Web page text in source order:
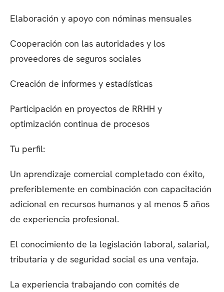
Elaboración y apoyo con nóminas mensuales
Cooperación con las autoridades y los
proveedores de seguros sociales
Creación de informes y estadísticas
Participación en proyectos de RRHH y
optimización continua de procesos
Tu perfil:
Un aprendizaje comercial completado con éxito,
preferiblemente en combinación con capacitación
adicional en recursos humanos y al menos 5 años
de experiencia profesional.
El conocimiento de la legislación laboral, salarial,
tributaria y de seguridad social es una ventaja.
La experiencia trabajando con comités de